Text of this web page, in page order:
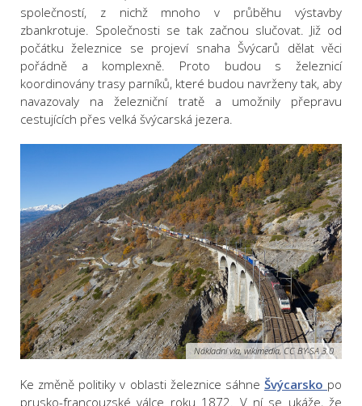
společností, z nichž mnoho v průběhu výstavby
zbankrotuje. Společnosti se tak začnou slučovat. Již od
počátku železnice se projeví snaha Švýcarů dělat věci
pořádně a komplexně. Proto budou s železnicí
koordinovány trasy parníků, které budou navrženy tak, aby
navazovaly na železniční tratě a umožnily přepravu
cestujících přes velká švýcarská jezera.
Nákladní vla, wikimedia, CC BY-SA 3.0
Ke změně politiky v oblasti železnice sáhne Švýcarsko po
prusko-francouzské válce roku 1872. V ní se ukáže, že